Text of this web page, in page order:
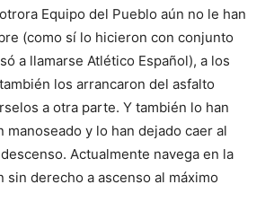
Equipo del Pueblo aún no le han
(como sí lo hicieron con conjunto
a llamarse Atlético Español), a los
los arrancaron del asfalto
a otra parte. Y también lo han
manoseado y lo han dejado caer al
Actualmente navega en la
sin derecho a ascenso al máximo